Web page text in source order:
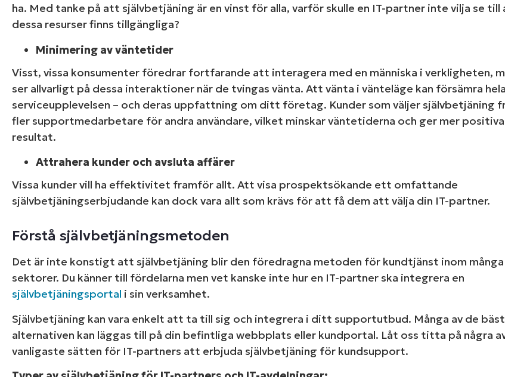
ha. Med tanke på att självbetjäning är en vinst för alla, varför skulle en IT-partner inte vilja se
dessa resurser finns tillgängliga?
Minimering av väntetider
Visst, vissa konsumenter föredrar fortfarande att interagera med en människa i verkligheten,
ser allvarligt på dessa interaktioner när de tvingas vänta. Att vänta i vänteläge kan försämra hela
serviceupplevelsen – och deras uppfattning om ditt företag. Kunder som väljer självbetjäning
fler supportmedarbetare för andra användare, vilket minskar väntetiderna och ger mer positiva
resultat.
Attrahera kunder och avsluta affärer
Vissa kunder vill ha effektivitet framför allt. Att visa prospektsökande ett omfattande
självbetjäningserbjudande kan dock vara allt som krävs för att få dem att välja din IT-partner.
Förstå självbetjäningsmetoden
Det är inte konstigt att självbetjäning blir den föredragna metoden för kundtjänst inom många
sektorer. Du känner till fördelarna men vet kanske inte hur en IT-partner ska integrera en
självbetjäningsportal i sin verksamhet.
Självbetjäning kan vara enkelt att ta till sig och integrera i ditt supportutbud. Många av de
alternativen kan läggas till på din befintliga webbplats eller kundportal. Låt oss titta på några
vanligaste sätten för IT-partners att erbjuda självbetjäning för kundsupport.
Bläddra bland våra on-demand-demonstrationer för
förenklar IT-uppgifter som hantering av enheter,